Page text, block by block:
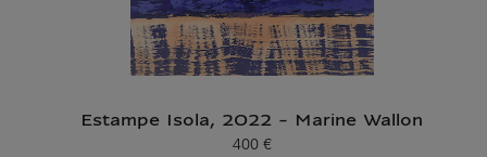
Estampe Isola, 2022 - Marine Wallon
Prix ​​actuel
400 €